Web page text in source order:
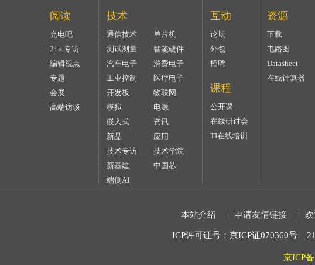
阅读
充电吧
21ic专访
编辑视点
专题
会展
高端访谈
技术
通信技术
单片机
测试测量
智能硬件
汽车电子
消费电子
工业控制
医疗电子
开发板
物联网
模拟
电源
嵌入式
资讯
新品
应用
技术专访
技术学院
新基建
中国芯
端侧AI
互动
论坛
外包
招聘
课程
公开课
在线研讨会
TI在线培训
资源
下载
电路图
Datasheet
在线计算器
本站介绍 | 申请友情链接 |
ICP许可证号：京ICP证070360号
京ICP